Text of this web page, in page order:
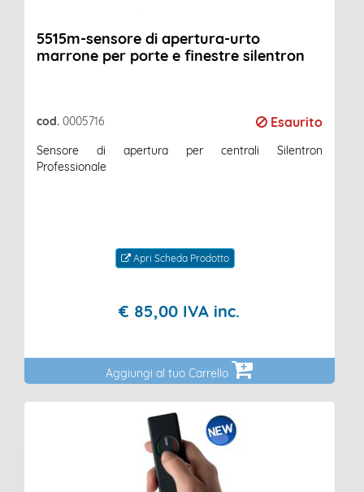
5515m-sensore di apertura-urto
marrone per porte e finestre silentron
cod.0005716 Esaurito
Sensore di apertura per centrali Silentron
Professionale
Apri Scheda Prodotto
€ 85,00 IVA inc.
Aggiungi al tuo Carrello